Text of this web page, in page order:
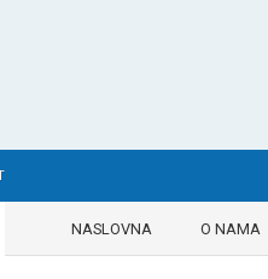
NASLOVNA O NAMA